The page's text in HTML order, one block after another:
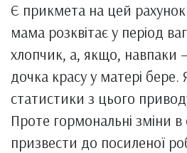
Є прикмета на цей
мама розквітає у період
хлопчик, а, якщо, навпаки
дочка красу у матері бере.
статистики з цього
Проте гормональні зміни в
призвести до посиленої